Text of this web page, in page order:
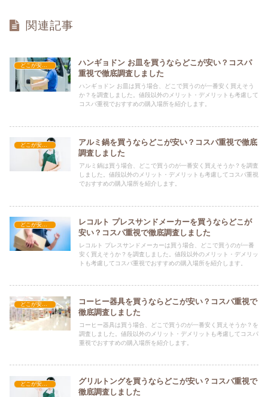
関連記事
どこが安い？-調理器具・食器類
ハンギョドン お皿を買うならどこが安い？コスパ
重視で徹底調査しました
ハンギョドン お皿は買う場合、どこで買うのが一番安く買えそう
か？を調査しました。値段以外のメリット・デメリットも考慮して
コスパ重視でおすすめの購入場所を紹介します。
どこが安い？-調理器具・食器類
アルミ鍋を買うならどこが安い？コスパ重視で徹底
調査しました
アルミ鍋は買う場合、どこで買うのが一番安く買えそうか？を調査
しました。値段以外のメリット・デメリットも考慮してコスパ重視
でおすすめの購入場所を紹介します。
どこが安い？-調理器具・食器類
レコルト プレスサンドメーカーを買うならどこが
安い？コスパ重視で徹底調査しました
レコルト プレスサンドメーカーは買う場合、どこで買うのが一番
安く買えそうか？を調査しました。値段以外のメリット・デメリッ
トも考慮してコスパ重視でおすすめの購入場所を紹介します。
どこが安い？-調理器具・食器類
コーヒー器具を買うならどこが安い？コスパ重視で
徹底調査しました
コーヒー器具は買う場合、どこで買うのが一番安く買えそうか？を
調査しました。値段以外のメリット・デメリットも考慮してコスパ
重視でおすすめの購入場所を紹介します。
どこが安い？-調理器具・食器類
グリルトングを買うならどこが安い？コスパ重視で
徹底調査しました